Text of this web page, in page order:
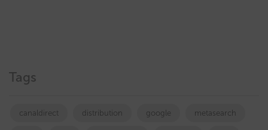
Tags
canaldirect distribution google metasearch